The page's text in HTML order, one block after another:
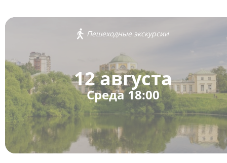
Пешеходные экскурсии
12 августа
Среда 18:00